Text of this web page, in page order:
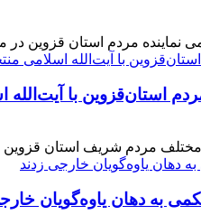
نماینده مردم استان قزوین
استان‌قزوین با
مختلف مردم شریف استان
به دهان یاوه‌گویان